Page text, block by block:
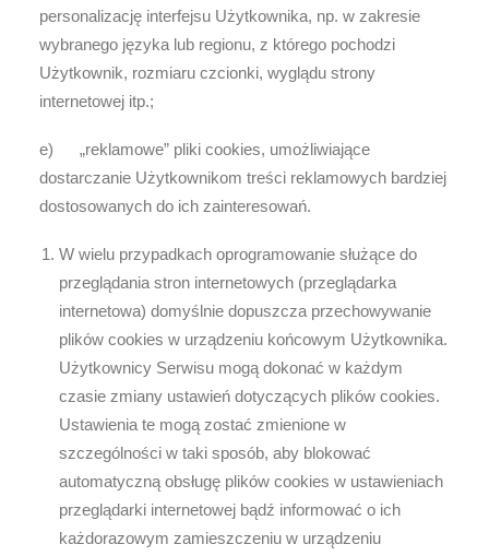
personalizację interfejsu Użytkownika, np. w zakresie
wybranego języka lub regionu, z którego pochodzi
Użytkownik, rozmiaru czcionki, wyglądu strony
internetowej itp.;
e) „reklamowe” pliki cookies, umożliwiające
dostarczanie Użytkownikom treści reklamowych bardziej
dostosowanych do ich zainteresowań.
W wielu przypadkach oprogramowanie służące do
przeglądania stron internetowych (przeglądarka
internetowa) domyślnie dopuszcza przechowywanie
plików cookies w urządzeniu końcowym Użytkownika.
Użytkownicy Serwisu mogą dokonać w każdym
czasie zmiany ustawień dotyczących plików cookies.
Ustawienia te mogą zostać zmienione w
szczególności w taki sposób, aby blokować
automatyczną obsługę plików cookies w ustawieniach
przeglądarki internetowej bądź informować o ich
każdorazowym zamieszczeniu w urządzeniu